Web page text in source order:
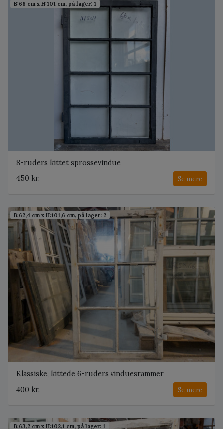
B:66 cm x H:101 cm, på lager: 1
8-ruders kittet sprossevindue
450 kr.
Se mere
B:62,4 cm x H:101,6 cm, på lager: 2
Klassiske, kittede 6-ruders vinduesrammer
400 kr.
Se mere
B:63,2 cm x H:102,1 cm, på lager: 1